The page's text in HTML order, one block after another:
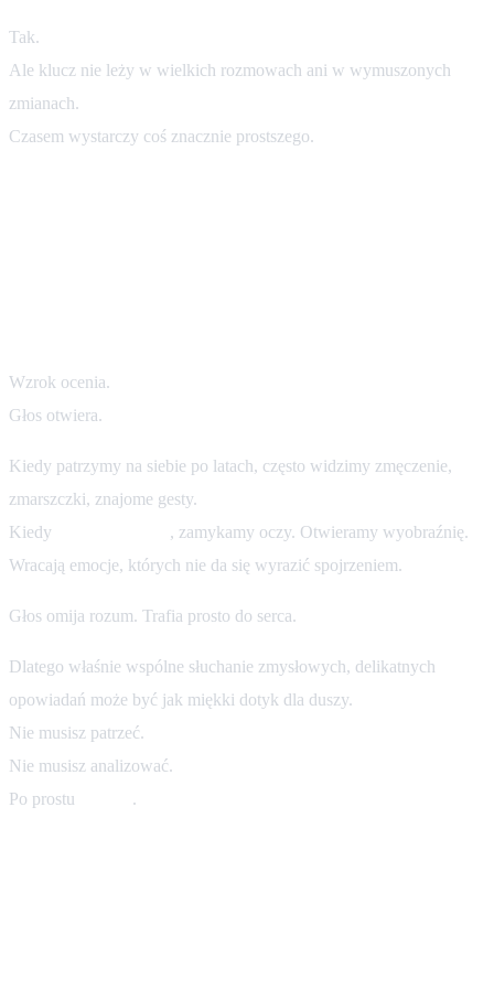
Tak.
Ale klucz nie leży w wielkich rozmowach ani w wymuszonych
zmianach.
Czasem wystarczy coś znacznie prostszego.
Wzrok ocenia.
Głos otwiera.
Kiedy patrzymy na siebie po latach, często widzimy zmęczenie,
zmarszczki, znajome gesty.
Kiedy
, zamykamy oczy. Otwieramy wyobraźnię.
Wracają emocje, których nie da się wyrazić spojrzeniem.
Głos omija rozum. Trafia prosto do serca.
Dlatego właśnie wspólne słuchanie zmysłowych, delikatnych
opowiadań może być jak miękki dotyk dla duszy.
Nie musisz patrzeć.
Nie musisz analizować.
Po prostu
.